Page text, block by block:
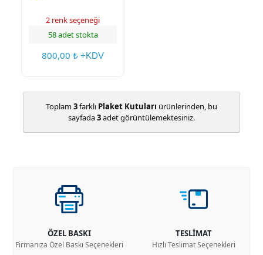
2 renk seçeneği
58 adet stokta
800,00 ₺ +KDV
Toplam3farklı Plaket Kutuları ürünlerinden, bu
sayfada3adet görüntülemektesiniz.
ÖZEL BASKI
Firmanıza Özel Baskı Seçenekleri
TESLİMAT
Hızlı Teslimat Seçenekleri